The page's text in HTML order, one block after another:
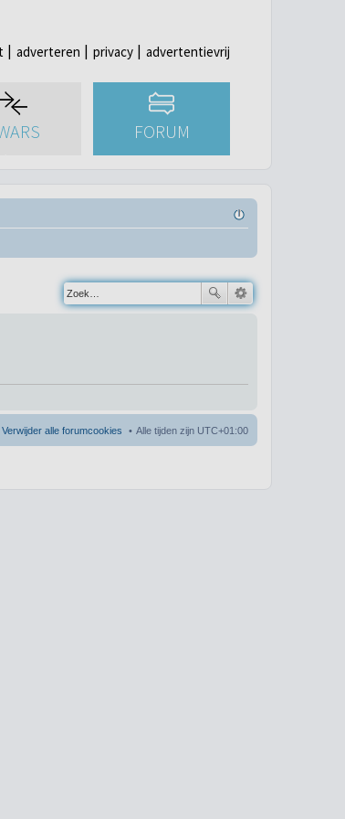
adverteren privacy advertentievrij
FORUM
Alle tijden zijn UTC+01:00
Verwijder alle forumcookies